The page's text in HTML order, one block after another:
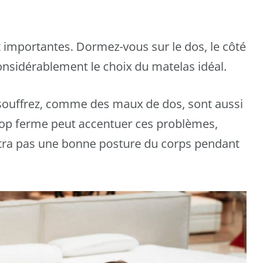
Dormez-vous sur le dos, le côté
le choix du matelas idéal.
comme des maux de dos, sont aussi
ferme peut accentuer ces problèmes,
pas une bonne posture du corps pendant